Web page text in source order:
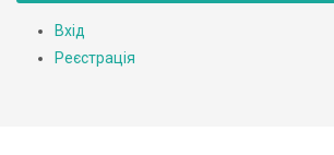
Вхід
Реєстрація